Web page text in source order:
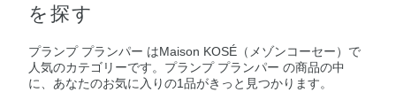
を探す
プランプ プランパー はMaison KOSÉ（メゾンコーセー）で
人気のカテゴリーです。プランプ プランパー の商品の中
に、あなたのお気に入りの1品がきっと見つかります。